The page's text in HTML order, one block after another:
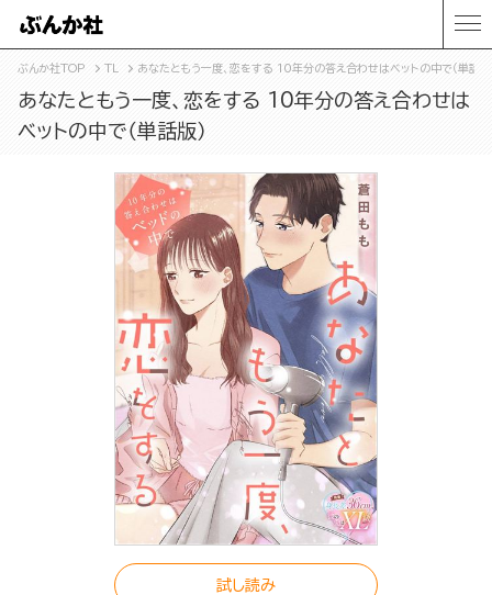
ぶんか社TOP TL あなたともう一度、恋をする 10年分の答え合わせはベットの中で（単話版
あなたともう一度、恋をする 10年分の答え合わせは
ベットの中で（単話版）
試し読み